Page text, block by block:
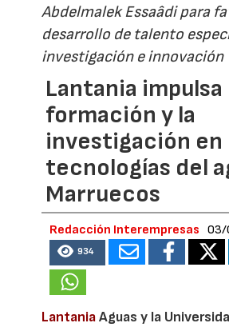
Abdelmalek Essaâdi para
desarrollo de talento
investigación e innovación
Lantania impulsa
formación y la
investigación en
tecnologías del
Marruecos
Redacción Interempresas 03/
934
LantaniaAguas y la